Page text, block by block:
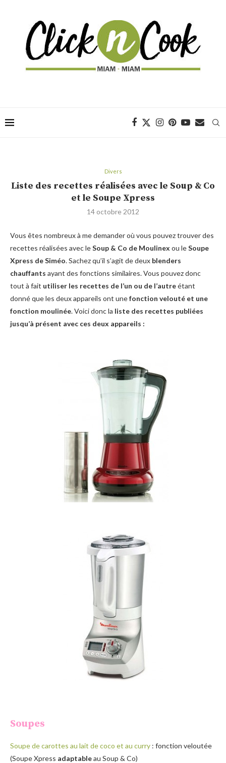
Divers
Liste des recettes réalisées avec le Soup & Co
et le Soupe Xpress
14 octobre 2012
Vous êtes nombreux à me demander où vous pouvez trouver des
recettes réalisées avec leSoup & Co de Moulinex ou leSoupe
Xpress de Siméo. Sachez qu’il s’agit de deux blenders
chauffants ayant des fonctions similaires. Vous pouvez donc
tout à fait utiliser les recettes de l’un ou de l’autreétant
donné que les deux appareils ont unefonction velouté et une
fonction moulinée. Voici donc la liste des recettes publiées
jusqu’à présent avec ces deux appareils :
Soupes
Soupe de carottes au lait de coco et au curry : fonction veloutée
(Soupe Xpress adaptableau Soup & Co)